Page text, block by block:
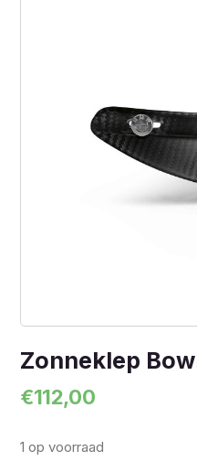
Zonneklep
€112,00
1 op voorraad